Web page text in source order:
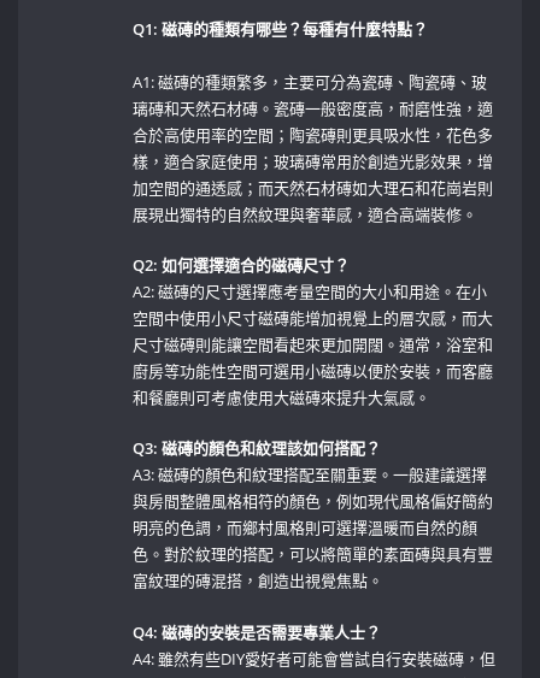
Q1: 磁磚的種類有哪些？每種有什麼特點？
A1: 磁磚的種類繁多，主要可分為瓷磚、陶瓷磚、玻
璃磚和天然石材磚。瓷磚一般密度高，耐磨性強，適
合於高使用率的空間；陶瓷磚則更具吸水性，花色多
樣，適合家庭使用；玻璃磚常用於創造光影效果，增
加空間的通透感；而天然石材磚如大理石和花崗岩則
展現出獨特的自然紋理與奢華感，適合高端裝修。
Q2: 如何選擇適合的磁磚尺寸？
A2: 磁磚的尺寸選擇應考量空間的大小和用途。在小
空間中使用小尺寸磁磚能增加視覺上的層次感，而大
尺寸磁磚則能讓空間看起來更加開闊。通常，浴室和
廚房等功能性空間可選用小磁磚以便於安裝，而客廳
和餐廳則可考慮使用大磁磚來提升大氣感。
Q3: 磁磚的顏色和紋理該如何搭配？
A3: ‍磁磚的顏色和紋理搭配至關重要。一般建議選擇
與房間整體風格相符的顏色，例如現代風格偏好簡約
明亮的色調，而鄉村風格則可選擇溫暖而自然的顏
色。對於紋理的搭配，可以將簡單的素面磚與具有豐
富紋理的磚混搭，創造出視覺焦點。
Q4: 磁磚的安裝是否需要專業人士？
A4: 雖然有些DIY愛好者可能會嘗試自行安裝磁磚，但